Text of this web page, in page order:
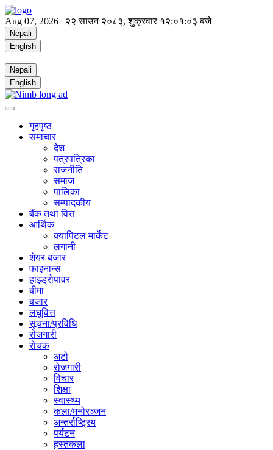
Aug 07, 2026 | २२ साउन २०८३, शुक्रवार १२:०१:०३ बजे
Nepali
English
Nepali
English
गृहपृष्ठ
समाचार
देश
पत्रपत्रिका
राजनीति
समाज
पालिका
सम्पादकीय
बैंक तथा वित्त
आर्थिक
क्यापिटल मार्केट
लगानी
शेयर बजार
फाइनान्स
हाइड्रोपावर
बीमा
बजार
लघुवित्त
सूचना/प्रविधि
रोजगारी
राेचक
अटो
रोजगारी
विचार
शिक्षा
स्वास्थ्य
कला/मनोरञ्जन
अन्तर्राष्ट्रिय
पर्यटन
हस्तकला